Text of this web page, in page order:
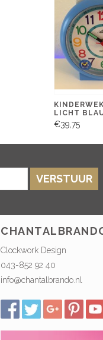
LICHT
€39,75
VERSTUUR
Clockwork Design
043-852 92 40
info@chantalbrando.nl